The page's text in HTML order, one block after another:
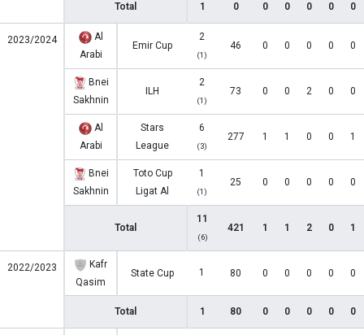
Total 1 0 0 0 0 0 0
2023/2024
Al
Arabi
Emir Cup
2
(1)
46 0 0 0 0 0
Bnei
Sakhnin
ILH
2
(1)
73 0 0 2 0 0
Al
Arabi
Stars
League
6
(3)
277 1 1 0 0 1
Bnei
Sakhnin
Toto Cup
Ligat Al
1
(1)
25 0 0 0 0 0
Total
11
(6)
421 1 1 2 0 1
2022/2023
Kafr
Qasim
State Cup 1 80 0 0 0 0 0
Total 1 80 0 0 0 0 0